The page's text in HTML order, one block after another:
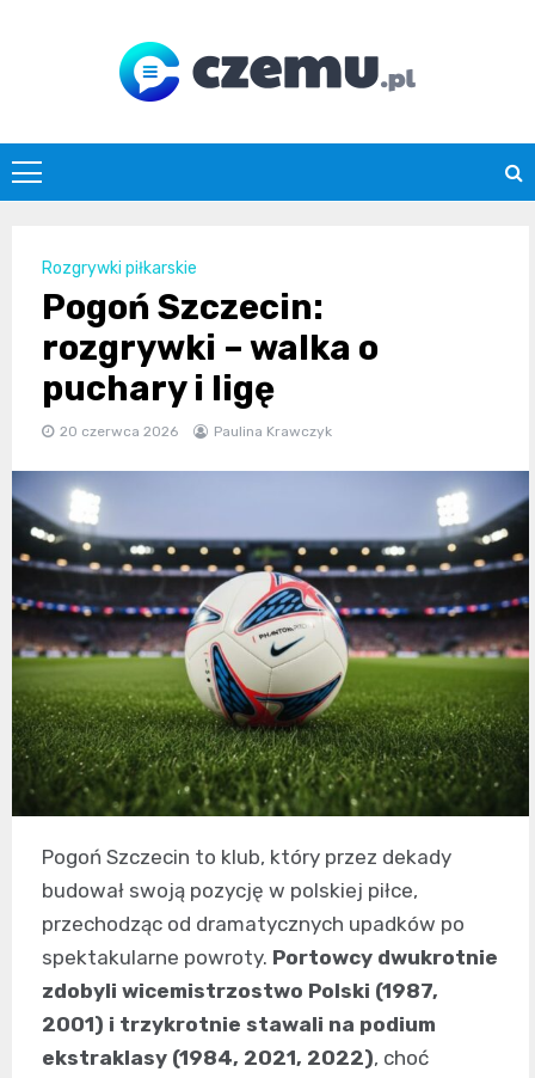
czemu.pl
Rozgrywki piłkarskie
Pogoń Szczecin:
rozgrywki – walka o
puchary i ligę
20 czerwca 2026 Paulina Krawczyk
Pogoń Szczecin to klub, który przez dekady
budował swoją pozycję w polskiej piłce,
przechodząc od dramatycznych upadków po
spektakularne powroty. Portowcy dwukrotnie
zdobyli wicemistrzostwo Polski (1987,
2001) i trzykrotnie stawali na podium
ekstraklasy (1984, 2021, 2022), choć